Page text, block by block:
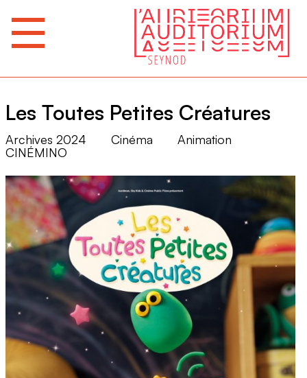
Les Toutes Petites Créatures
Archives 2024 Cinéma
Animation
CINÉMINO